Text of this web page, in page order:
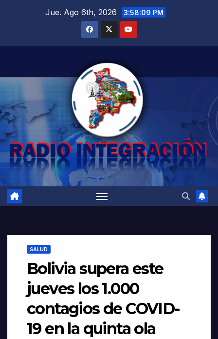
Jue. Ago 6th, 2026 3:58:10 PM
SALUD
Bolivia supera este
jueves los 1.000
contagios de COVID-
19 en la quinta ola